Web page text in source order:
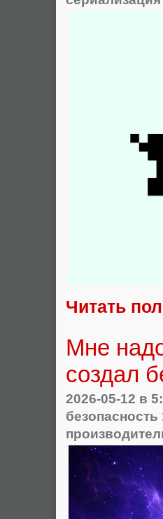
Читать
Мне
создал
2026-05-12 в
безопасность